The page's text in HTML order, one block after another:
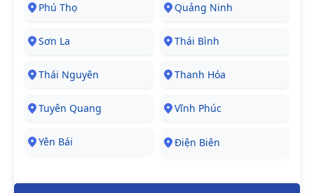
Phú Thọ Quảng Ninh
Sơn La Thái Bình
Thái Nguyên Thanh Hóa
Tuyên Quang Vĩnh Phúc
Yên Bái Điện Biên